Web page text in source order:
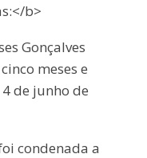
b>
Gonçalves
meses e
de junho de
condenada a